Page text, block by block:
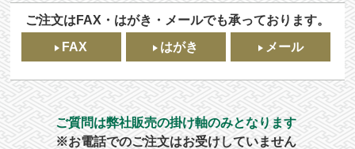
ご注文はFAX・はがき・メールでも承っております。
FAX
はがき メール
ご質問は弊社販売の掛け軸のみとなります
※お電話でのご注文はお受けしていません